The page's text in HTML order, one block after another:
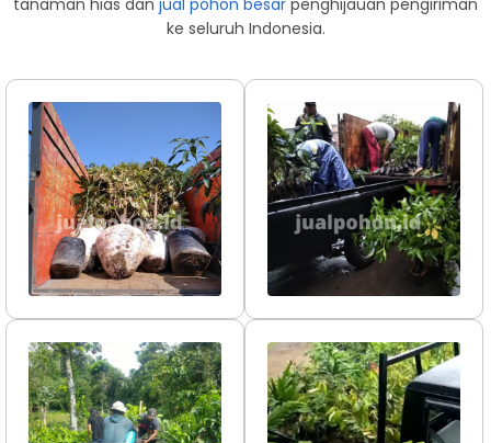
tanaman hias dan jual pohon besar penghijauan pengiriman
ke seluruh Indonesia.